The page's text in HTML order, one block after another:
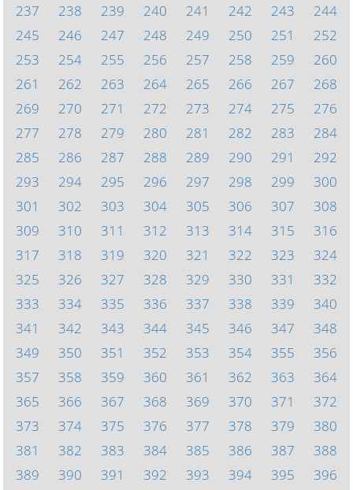
237
238 239 240 241 242 243
244
245
246 247 248 249 250 251
252
253
254 255 256 257 258 259
260
261
262 263 264 265 266 267
268
269
270 271 272 273 274 275
276
277
278 279 280 281 282 283
284
285
286 287 288 289 290 291
292
293
294 295 296 297 298 299
300
301
302 303 304 305 306 307
308
309
310 311 312 313 314 315
316
317
318 319 320 321 322 323
324
325
326 327 328 329 330 331
332
333
334 335 336 337 338 339
340
341
342 343 344 345 346 347
348
349
350 351 352 353 354 355
356
357
358 359 360 361 362 363
364
365
366 367 368 369 370 371
372
373
374 375 376 377 378 379
380
381
382 383 384 385 386 387
388
389
390 391 392 393 394 395 396